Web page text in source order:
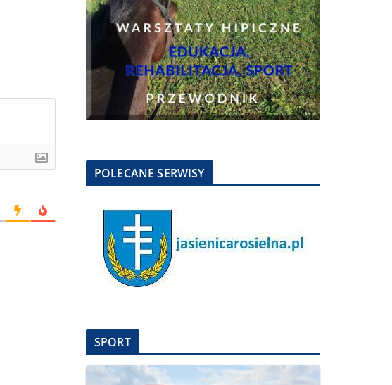
POLECANE SERWISY
SPORT